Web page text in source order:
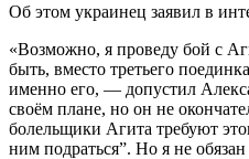
Об этом украинец заявил в
«Возможно, я проведу бой с
быть, вместо третьего
именно его, — допустил
своём плане, но он не
болельщики Агита требуют
ним подраться”. Но я не